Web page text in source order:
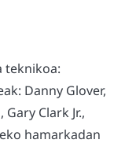
teknikoa:
Danny Glover,
Clark Jr.,
hamarkadan